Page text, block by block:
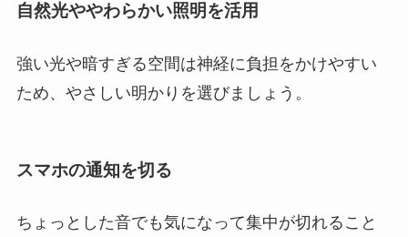
自然光ややわらかい照明を活用
強い光や暗すぎる空間は神経に負担をかけやすい
ため、やさしい明かりを選びましょう。
スマホの通知を切る
ちょっとした音でも気になって集中が切れること